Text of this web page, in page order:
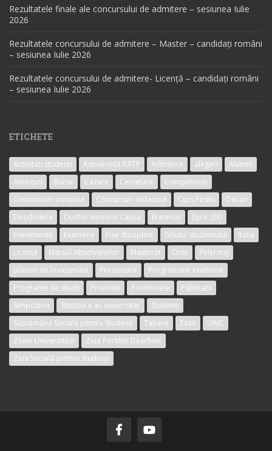
Rezultatele finale ale concursului de admitere – sesiunea Iulie
2026
Rezultatele concursului de admitere – Master – candidați români
– sesiunea Iulie 2026
Rezultatele concursului de admitere- Licență – candidați români
– sesiunea Iulie 2026
ETICHETE
Activitati studenti Adeverință RATP Admitere alegeri
Alumni
Anunțuri
Burse Cazare Cercetare
Competențe
Comunicări științifice
Concursuri didactice Curs Festiv
Decan
Deschidere
Doctor Honoris Causa Erasmus
Euro 200
Evenimente
Examene Fise discipline Ghidul studentului
Italia
Licență
Marșul Absolvenților Masterat Orar
Pelerinaj
planuri de învațamânt
Prezentare
Programare examene
Programe de studii
Promotii Promovare
Publicatii
Simpozion
Structura an universitar
Studenți
Săptămâna Socială pentru Studenți
Tabere Taxe
UAIC
Zilele Universității
Ziua Portilor Deschise
Ziua Socială pentru Studenți